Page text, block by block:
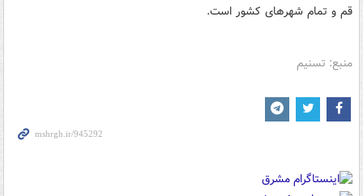
قم و تمام شهرهای کشور است.
منبع: تسنیم